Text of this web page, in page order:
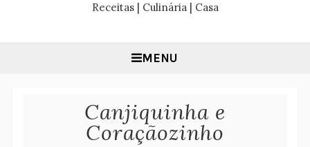
Receitas | Culinária | Casa
MENU
Canjiquinha e
Coraçãozinho